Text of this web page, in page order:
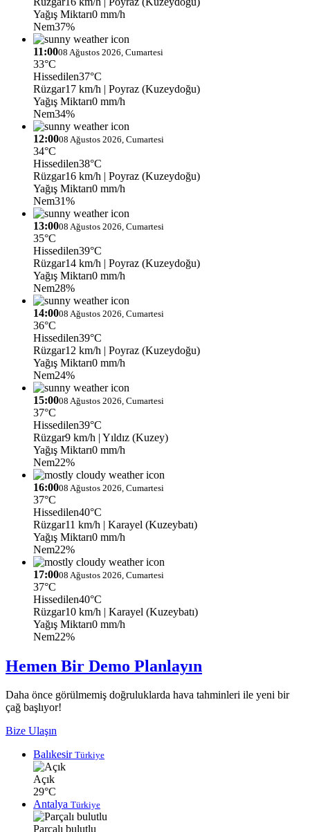
Yağış Miktarı0 mm/h
Nem37%
11:0008 Ağustos 2026, Cumartesi
33°C
Hissedilen37°C
Rüzgar17 km/h | Poyraz (Kuzeydoğu)
Yağış Miktarı0 mm/h
Nem34%
12:0008 Ağustos 2026, Cumartesi
34°C
Hissedilen38°C
Rüzgar16 km/h | Poyraz (Kuzeydoğu)
Yağış Miktarı0 mm/h
Nem31%
13:0008 Ağustos 2026, Cumartesi
35°C
Hissedilen39°C
Rüzgar14 km/h | Poyraz (Kuzeydoğu)
Yağış Miktarı0 mm/h
Nem28%
14:0008 Ağustos 2026, Cumartesi
36°C
Hissedilen39°C
Rüzgar12 km/h | Poyraz (Kuzeydoğu)
Yağış Miktarı0 mm/h
Nem24%
15:0008 Ağustos 2026, Cumartesi
37°C
Hissedilen39°C
Rüzgar9 km/h | Yıldız (Kuzey)
Yağış Miktarı0 mm/h
Nem22%
16:0008 Ağustos 2026, Cumartesi
37°C
Hissedilen40°C
Rüzgar11 km/h | Karayel (Kuzeybatı)
Yağış Miktarı0 mm/h
Nem22%
17:0008 Ağustos 2026, Cumartesi
37°C
Hissedilen40°C
Rüzgar10 km/h | Karayel (Kuzeybatı)
Yağış Miktarı0 mm/h
Nem22%
Hemen Bir Demo Planlayın
Daha önce görülmemiş doğruluklarda hava tahminleri ile yeni bir
çağ başlıyor!
Bize Ulaşın
Balıkesir Türkiye
Açık
29°C
Antalya Türkiye
Parçalı bulutlu